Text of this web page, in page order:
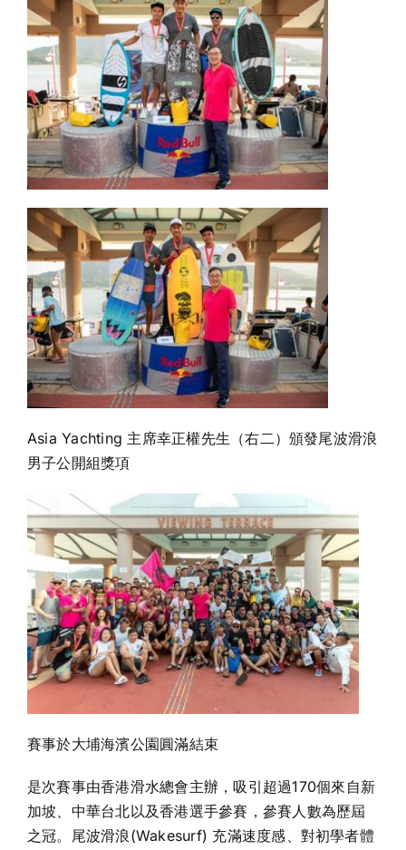
Asia Yachting 主席幸正權先生（右二）頒發尾波滑浪
男子公開組獎項
賽事於大埔海濱公園圓滿結束
是次賽事由香港滑水總會主辦，吸引超過170個來自新
加坡、中華台北以及香港選手參賽，參賽人數為歷屆
之冠。尾波滑浪(Wakesurf) 充滿速度感、對初學者體